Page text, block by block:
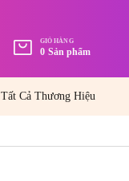
GIỎ HÀNG
0 Sản phẩm
Tất Cả Thương Hiệu